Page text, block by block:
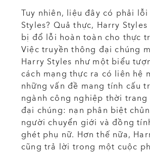
Tuy nhiên, liệu đây có phải lỗi
Styles? Quả thực, Harry
bị đổ lỗi hoàn toàn cho thực
Việc truyền thông đại chúng
Harry Styles như một biểu
cách mạng thực ra có liên hệ
những vấn đề mang tính cấu
ngành công nghiệp thời trang
đại chúng: nạn phân biệt
người chuyển giới và đồng
ghét phụ nữ. Hơn thế nữa,
cũng trả lời trong một cuộc